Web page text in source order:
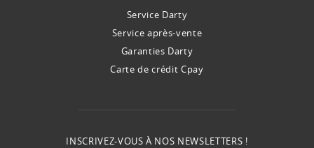
Service Darty
Service après-vente
Garanties Darty
Carte de crédit Cpay
INSCRIVEZ-VOUS À NOS NEWSLETTERS !